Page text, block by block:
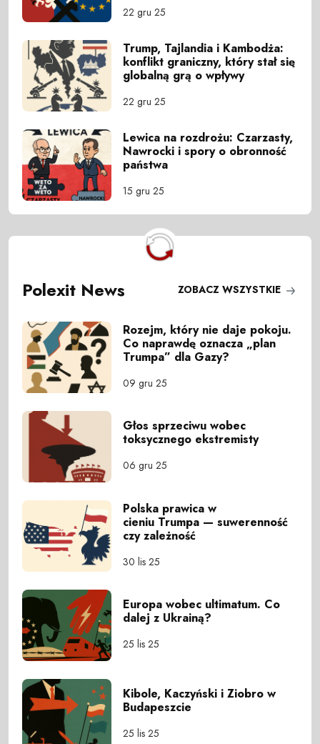
22 gru 25
Trump, Tajlandia i Kambodża:
konflikt graniczny, który stał się
globalną grą o wpływy
22 gru 25
Lewica na rozdrożu: Czarzasty,
Nawrocki i spory o obronność
państwa
15 gru 25
Polexit News ZOBACZ WSZYSTKIE
Rozejm, który nie daje pokoju.
Co naprawdę oznacza „plan
Trumpa” dla Gazy?
09 gru 25
Głos sprzeciwu wobec
toksycznego ekstremisty
06 gru 25
Polska prawica w
cieniu Trumpa — suwerenność
czy zależność
30 lis 25
Europa wobec ultimatum. Co
dalej z Ukrainą?
25 lis 25
Kibole, Kaczyński i Ziobro w
Budapeszcie
25 lis 25